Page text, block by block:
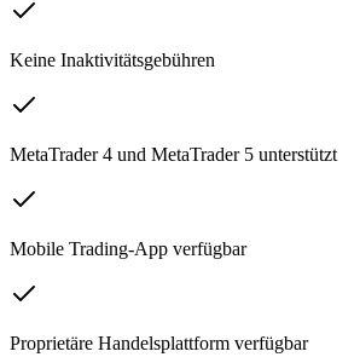
Keine Inaktivitätsgebühren
MetaTrader 4 und MetaTrader 5 unterstützt
Mobile Trading-App verfügbar
Proprietäre Handelsplattform verfügbar